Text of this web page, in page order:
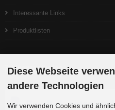
Interessante Links
Produktlisten
Zahlungsmethoden
Diese Webseite
andere Technologien
Wir verwenden Cookies und